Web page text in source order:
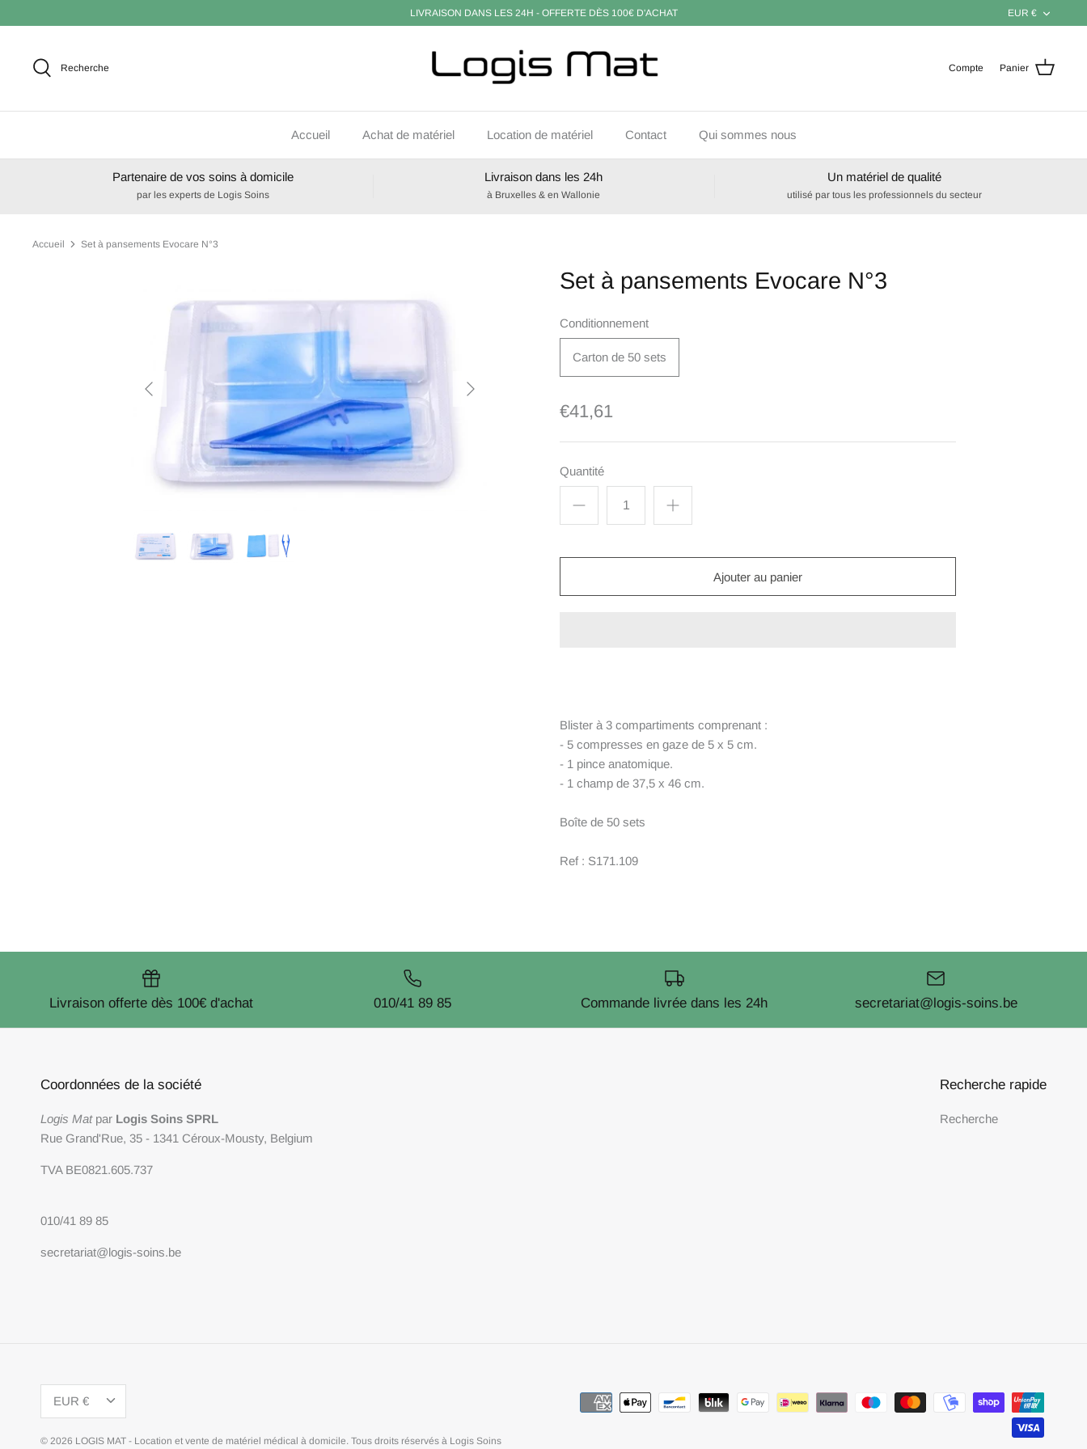
au
LIVRAISON DANS LES 24H - OFFERTE DÈS 100€ D'ACHAT Devise
EUR €
Recherche Compte Panier
Accueil Achat de matériel Location de matériel Contact Qui sommes nous
Partenaire de vos soins à domicile
par les experts de Logis Soins
Livraison dans les 24h
à Bruxelles & en Wallonie
Un matériel de qualité
utilisé par tous les professionnels du secteur
Accueil Set à pansements Evocare N°3
Set à pansements Evocare N°3
Conditionnement
Carton de 50 sets
€41,61
Quantité
Ajouter au panier
Blister à 3 compartiments comprenant :
- 5 compresses en gaze de 5 x 5 cm.
- 1 pince anatomique.
- 1 champ de 37,5 x 46 cm.
Boîte de 50 sets
Ref : S171.109
Livraison offerte dès 100€ d'achat 010/41 89 85 Commande livrée dans les 24h secretariat@logis-soins.be
Coordonnées de la société
Logis Matpar Logis Soins SPRL
Rue Grand'Rue, 35 - 1341 Céroux-Mousty, Belgium
TVA BE0821.605.737
010/41 89 85
secretariat@logis-soins.be
Recherche rapide
Recherche
Devise
EUR €
© 2026 LOGIS MAT - Location et vente de matériel médical à domicile. Tous droits réservés à Logis Soins